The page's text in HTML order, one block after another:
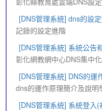
[DNS管理系統] dns的設
記錄的設定進階
[DNS管理系統] 系統公告
彰化網教網中心DNS集中
[DNS管理系統] DNS的運
dns的運作原理簡介及說明
[DNS管理系統] 系統登入